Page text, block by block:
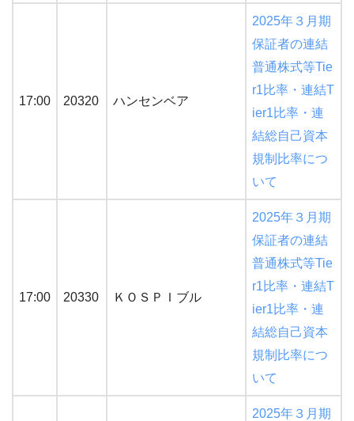
17:00 20320 ハンセンベア
2025年３月期
保証者の連結
普通株式等Tie
r1比率・連結T
ier1比率・連
結総自己資本
規制比率につ
いて
17:00 20330 ＫＯＳＰＩブル
2025年３月期
保証者の連結
普通株式等Tie
r1比率・連結T
ier1比率・連
結総自己資本
規制比率につ
いて
2025年３月期